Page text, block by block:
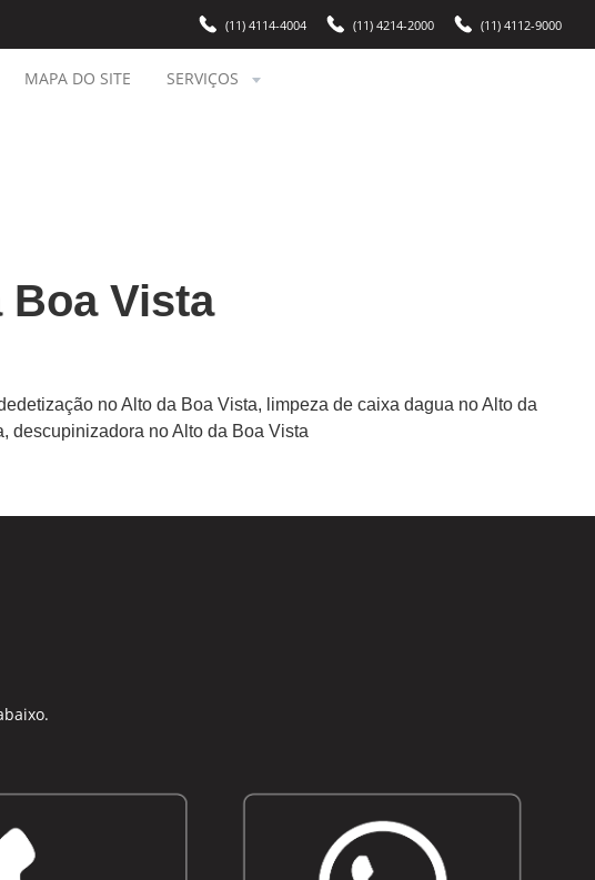
(11) 4114-4004 (11) 4214-2000 (11) 4112-9000
MAPA DO SITE SERVIÇOS
Boa Vista
no Alto da Boa Vista, limpeza de caixa dagua no Alto da
descupinizadora no Alto da Boa Vista